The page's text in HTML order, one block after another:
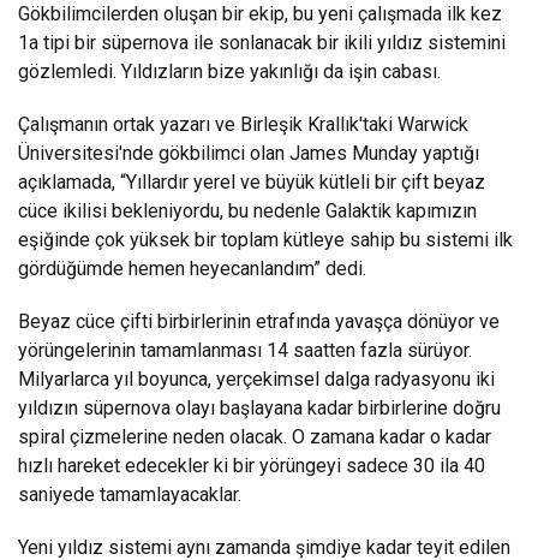
Gökbilimcilerden oluşan bir ekip, bu yeni çalışmada ilk kez
1a tipi bir süpernova ile sonlanacak bir ikili yıldız sistemini
gözlemledi. Yıldızların bize yakınlığı da işin cabası.
Çalışmanın ortak yazarı ve Birleşik Krallık'taki Warwick
Üniversitesi'nde gökbilimci olan James Munday yaptığı
açıklamada, “Yıllardır yerel ve büyük kütleli bir çift beyaz
cüce ikilisi bekleniyordu, bu nedenle Galaktik kapımızın
eşiğinde çok yüksek bir toplam kütleye sahip bu sistemi ilk
gördüğümde hemen heyecanlandım” dedi.
Beyaz cüce çifti birbirlerinin etrafında yavaşça dönüyor ve
yörüngelerinin tamamlanması 14 saatten fazla sürüyor.
Milyarlarca yıl boyunca, yerçekimsel dalga radyasyonu iki
yıldızın süpernova olayı başlayana kadar birbirlerine doğru
spiral çizmelerine neden olacak. O zamana kadar o kadar
hızlı hareket edecekler ki bir yörüngeyi sadece 30 ila 40
saniyede tamamlayacaklar.
Yeni yıldız sistemi aynı zamanda şimdiye kadar teyit edilen